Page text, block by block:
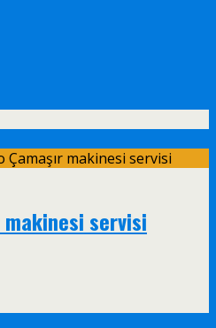
makinesi servisi
servisi